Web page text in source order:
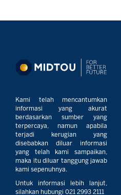
Kami telah mencantumkan
informasi yang akurat
berdasarkan sumber yang
terpercaya, namun apabila
terjadi kerugian yang
disebabkan diluar informasi
yang telah kami sampaikan,
maka itu diluar tanggung jawab
kami sepenuhnya.
Untuk informasi lebih lanjut,
silahkan hubungi 021 2993 2111